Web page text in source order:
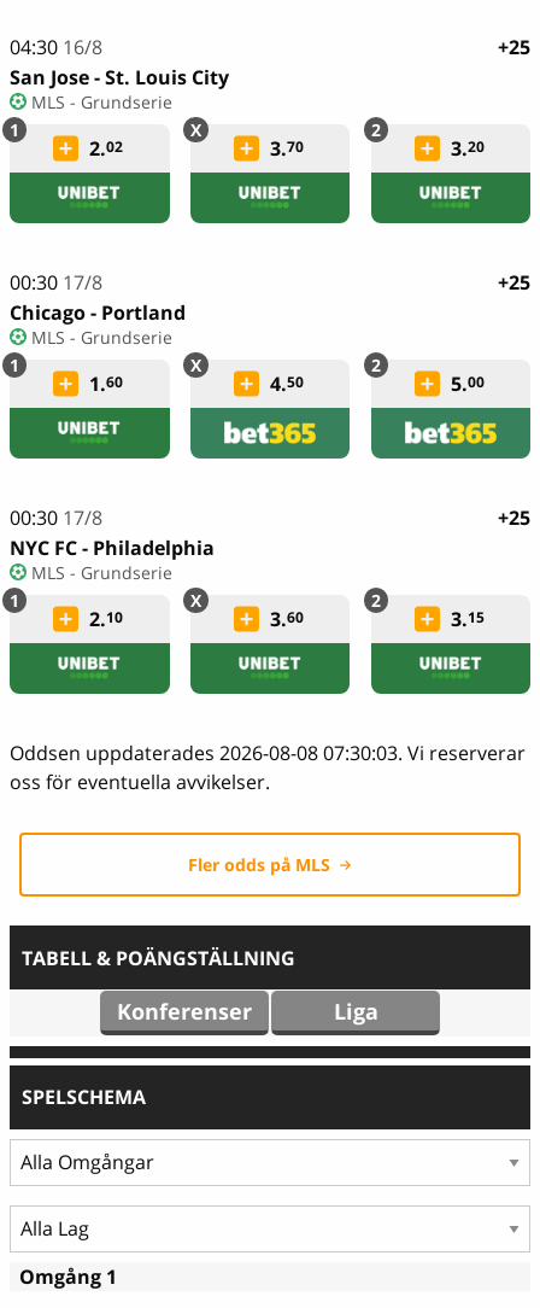
04:30 16/8
San Jose - St. Louis City
MLS - Grundserie
2.02 3.70 3.20
+25
00:30 17/8
Chicago - Portland
MLS - Grundserie
1.60 4.50 5.00
+25
00:30 17/8
NYC FC - Philadelphia
MLS - Grundserie
2.10 3.60 3.15
+25
Oddsen uppdaterades 2026-08-08 07:30:03. Vi reserverar
oss för eventuella avvikelser.
Fler odds på MLS
TABELL & POÄNGSTÄLLNING
Konferenser Liga
SPELSCHEMA
Omgång 1